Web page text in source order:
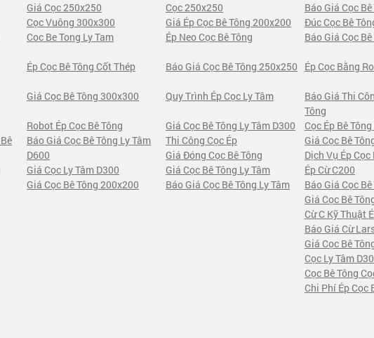
Giá Cọc 250x250 Cọc 250x250 Báo Giá Cọc
Cọc Vuông 300x300 Giá Ép Cọc Bê Tông 200x200 Đúc Cọc Bê
Coc Be Tong Ly Tam Ép Neo Cọc Bê Tông Báo Giá Cọc
Ép Cọc Bê Tông Cốt Thép Báo Giá Cọc Bê Tông 250x250 Ép Cọc Bằng
Giá Cọc Bê Tông 300x300 Quy Trình Ép Cọc Ly Tâm
Báo Giá Thi
Tông
Robot Ép Cọc Bê Tông Giá Cọc Bê Tông Ly Tâm D300 Cọc Ép Bê
Báo Giá Cọc Bê Tông Ly Tâm
D600
Thi Công Cọc Ép Giá Cọc Bê
Giá Đóng Cọc Bê Tông
Dịch Vụ Ép Cọc
Giá Cọc Ly Tâm D300 Giá Cọc Bê Tông Ly Tâm Ép Cừ C200
Giá Cọc Bê Tông 200x200 Báo Giá Cọc Bê Tông Ly Tâm
Báo Giá Cọc
Giá Cọc Bê
Cừ C Kỹ Thuật
Báo Giá Cừ
Giá Cọc Bê
Cọc Ly Tâm
Cọc Bê Tông
Chi Phí Ép Cọc